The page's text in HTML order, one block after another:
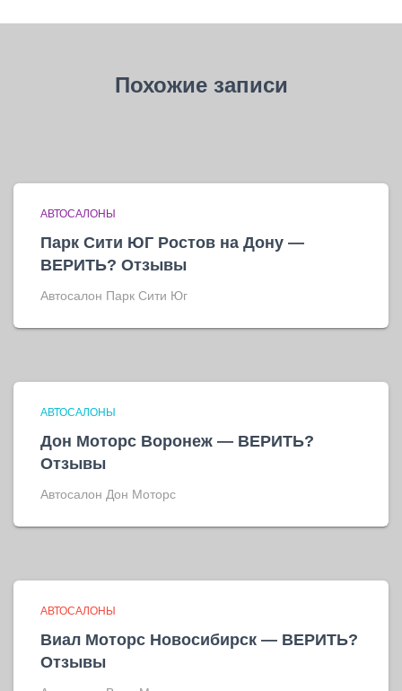
Похожие записи
АВТОСАЛОНЫ
Парк Сити ЮГ Ростов на Дону —
ВЕРИТЬ? Отзывы
Автосалон Парк Сити Юг
АВТОСАЛОНЫ
Дон Моторс Воронеж — ВЕРИТЬ?
Отзывы
Автосалон Дон Моторс
АВТОСАЛОНЫ
Виал Моторс Новосибирск — ВЕРИТЬ?
Отзывы